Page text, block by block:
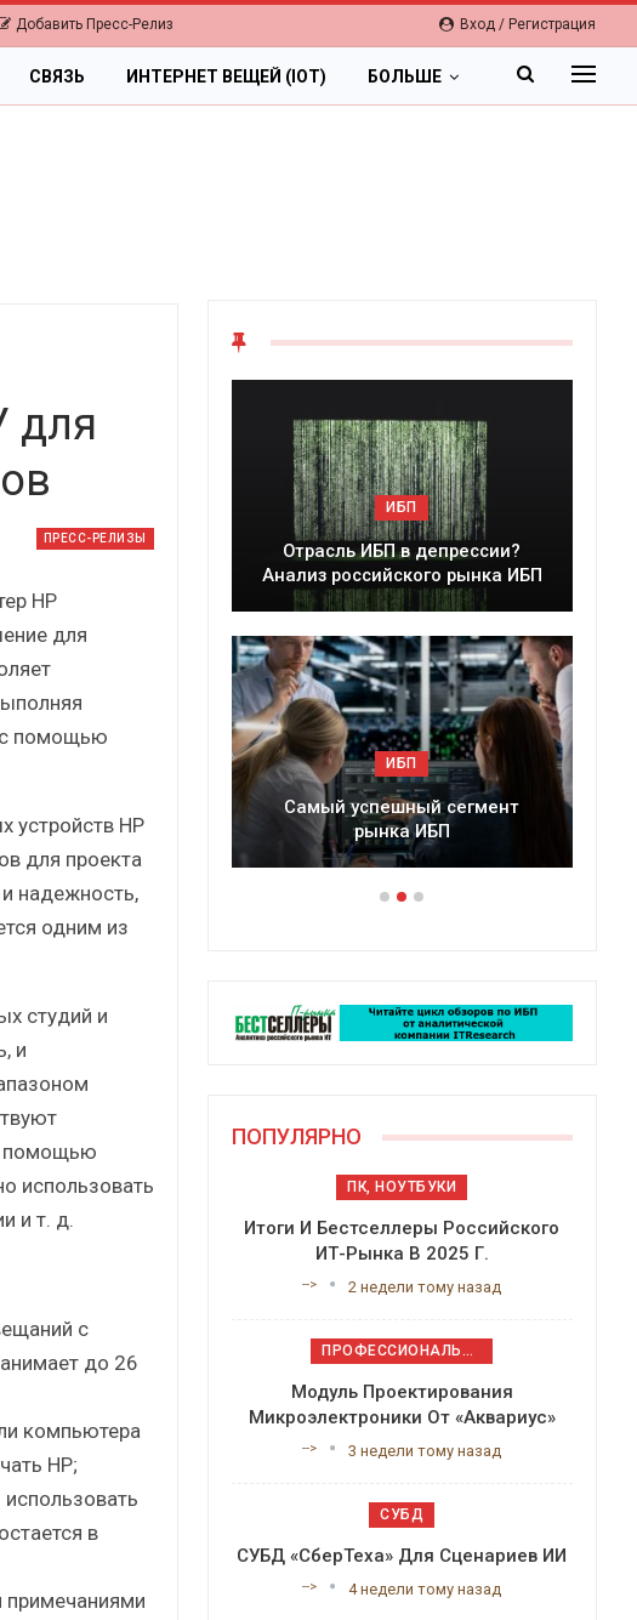
Вход / Регистрация
Добавить Пресс-Релиз
СВЯЗЬ ИНТЕРНЕТ ВЕЩЕЙ (IOT) БОЛЬШЕ
для
ПРЕСС-РЕЛИЗЫ
HP
для
с помощью
устройств HP
для проекта
надежность,
одним из
студий и
и
помощью
использовать
и т. д.
с
до 26
компьютера
HP;
в
примечаниями
НОУТБУКИ
Бестселлеры
II.
ИБП
Отрасль ИБП в депрессии?
Анализ российского рынка ИБП
ИБП
Самый успешный сегмент
рынка ИБП
ПОПУЛЯРНО
ПК, НОУТБУКИ
Итоги И Бестселлеры Российского
ИТ-Рынка В 2025 Г.
--> 2 недели тому назад
ПРОФЕССИОНАЛЬНОЕ ПРИКЛАДНОЕ ПО
Модуль Проектирования
Микроэлектроники От «Аквариус»
--> 3 недели тому назад
СУБД
СУБД «СберТеха» Для Сценариев ИИ
--> 4 недели тому назад